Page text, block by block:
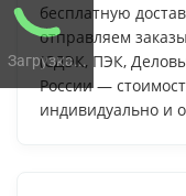
Загрузка...
бесплатную
отправляем
(СДЭК, ПЭК,
России —
индивидуально и